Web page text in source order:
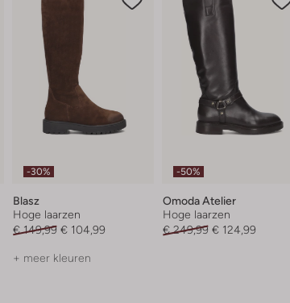
-30%
Blasz
Hoge laarzen
€ 149,99 € 104,99
+ meer kleuren
-50%
Omoda Atelier
Hoge laarzen
€ 249,99 € 124,99